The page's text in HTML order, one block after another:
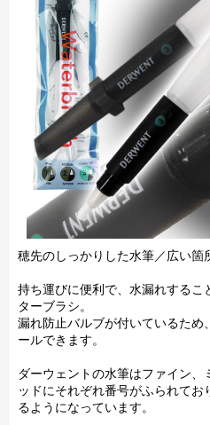
穂先のしっかりした水筆／広い箇
持ち運びに便利で、水漏れするこ
ターブラシ。
漏れ防止バルブが付いているため
ールできます。
ダーウェントの水筆はファイン
ッドにそれぞれ番号がふられて
るようになっています。